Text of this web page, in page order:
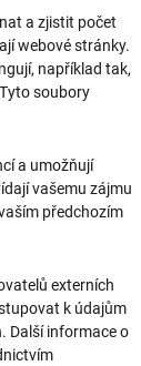
a zjistit počet
webové stránky.
například tak,
soubory
a umožňují
vašemu zájmu
předchozím
externích
k údajům
Další informace o